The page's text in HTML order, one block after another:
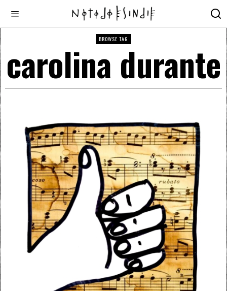
BROWSE TAG
carolina durante